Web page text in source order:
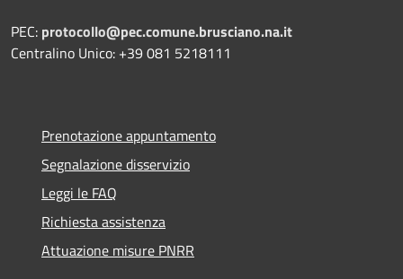
PEC: protocollo@pec.comune.brusciano.na.it
Centralino Unico: +39 081 5218111
Prenotazione appuntamento
Segnalazione disservizio
Leggi le FAQ
Richiesta assistenza
Attuazione misure PNRR